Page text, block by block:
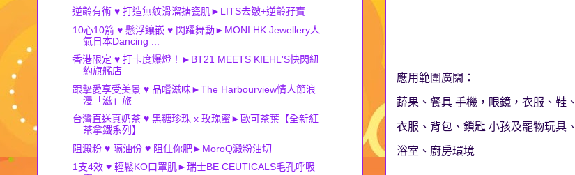
應用範圍廣闊：
蔬果、餐具 手機，眼鏡，衣服、鞋、
衣服、背包、鎖匙 小孩及寵物玩具、
浴室、廚房環境
逆齡有術 ♥ 打造無紋滑溜搪瓷肌►LITS去皺+逆齡孖寶
10心10箭 ♥ 懸浮鑲嵌 ♥ 閃躍舞動►MONI HK Jewellery人
氣日本Dancing ...
香港限定 ♥ 打卡度爆燈！►BT21 MEETS KIEHL'S快閃紐
約旗艦店
跟摰愛享受美景 ♥ 品嚐滋味►The Harbourview情人節浪
漫「滋」旅
台灣直送真奶茶 ♥ 黑糖珍珠 x 玫瑰蜜►歐可茶葉【全新紅
茶拿鐵系列】
阻澱粉 ♥ 隔油份 ♥ 阻住你肥►MoroQ澱粉油切
1支4效 ♥ 輕鬆KO口罩肌►瑞士BE CEUTICALS毛孔呼吸